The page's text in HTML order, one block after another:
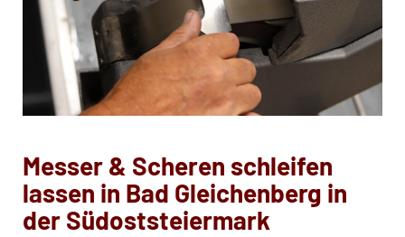
Messer & Scheren schleifen
lassen in Bad Gleichenberg in
der Südoststeiermark